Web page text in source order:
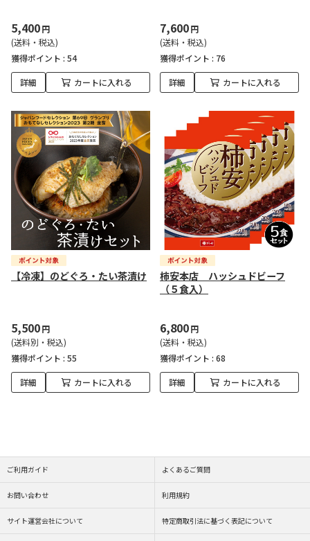
5,400円
(送料・税込)
獲得ポイント : 54
詳細 カートに入れる
7,600円
(送料・税込)
獲得ポイント : 76
詳細 カートに入れる
【冷凍】のどぐろ・たい茶漬け
5,500円
(送料別・税込)
獲得ポイント : 55
詳細 カートに入れる
柿安本店 ハッシュドビーフ
（５食入）
6,800円
(送料・税込)
獲得ポイント : 68
詳細 カートに入れる
ご利用ガイド よくあるご質問
お問い合わせ 利用規約
サイト運営会社について 特定商取引法に基づく表記について